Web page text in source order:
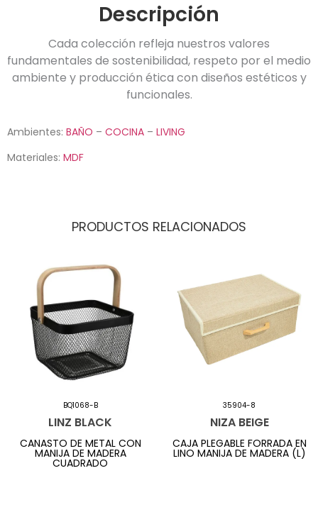
Descripción
Cada colección refleja nuestros valores
fundamentales de sostenibilidad, respeto por el medio
ambiente y producción ética con diseños estéticos y
funcionales.
Ambientes: BAÑO – COCINA – LIVING
Materiales: MDF
PRODUCTOS RELACIONADOS
BQ1068-B
LINZ BLACK
CANASTO DE METAL CON
MANIJA DE MADERA
CUADRADO
35904-8
NIZA BEIGE
CAJA PLEGABLE FORRADA EN
LINO MANIJA DE MADERA (L)